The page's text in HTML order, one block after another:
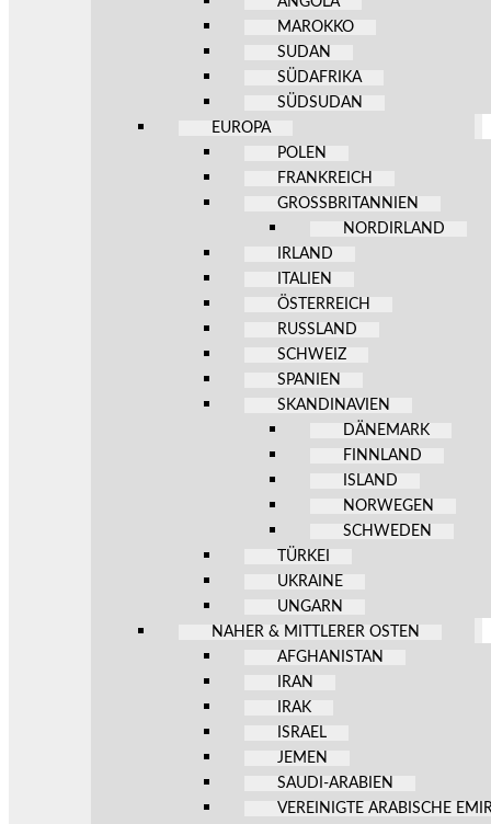
MAROKKO
SUDAN
SÜDAFRIKA
SÜDSUDAN
EUROPA
POLEN
FRANKREICH
GROSSBRITANNIEN
NORDIRLAND
IRLAND
ITALIEN
ÖSTERREICH
RUSSLAND
SCHWEIZ
SPANIEN
SKANDINAVIEN
DÄNEMARK
FINNLAND
ISLAND
NORWEGEN
SCHWEDEN
TÜRKEI
UKRAINE
UNGARN
NAHER & MITTLERER OSTEN
AFGHANISTAN
IRAN
IRAK
ISRAEL
JEMEN
SAUDI-ARABIEN
VEREINIGTE ARABISCHE